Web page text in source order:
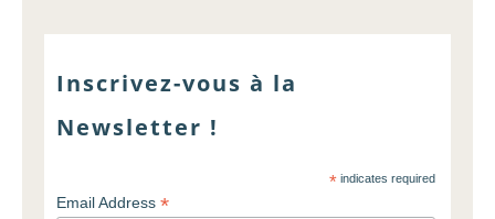
Inscrivez-vous à la
Newsletter !
*indicates required
Email Address*